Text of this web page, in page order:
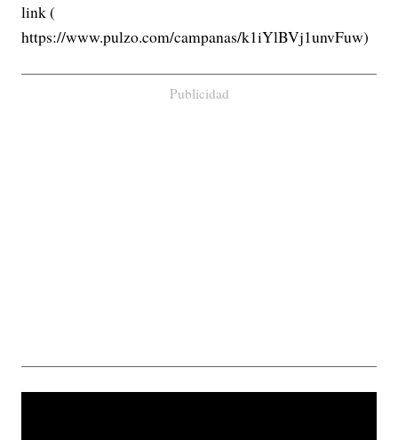
link (
https://www.pulzo.com/campanas/k1iYlBVj1unvFuw)
Publicidad